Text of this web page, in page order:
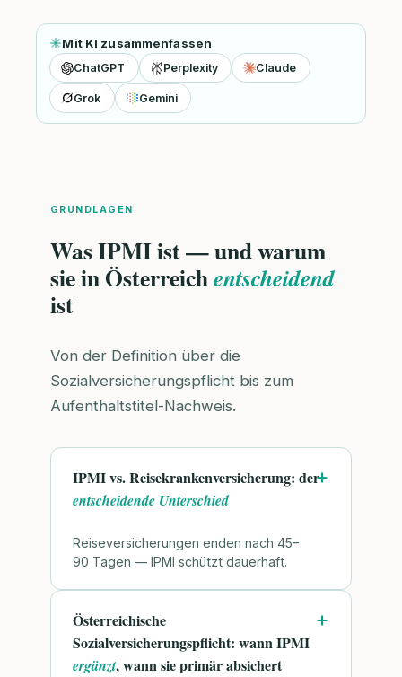
Mit KI zusammenfassen
ChatGPT Perplexity Claude
Grok Gemini
GRUNDLAGEN
Was IPMI ist — und warum
sie in Österreichentscheidend
ist
Von der Definition über die
Sozialversicherungspflicht bis zum
Aufenthaltstitel-Nachweis.
IPMI vs. Reisekrankenversicherung: der
entscheidende Unterschied
Reiseversicherungen enden nach 45–
90 Tagen — IPMI schützt dauerhaft.
Österreichische
Sozialversicherungspflicht: wann IPMI
ergänzt, wann sie primär absichert